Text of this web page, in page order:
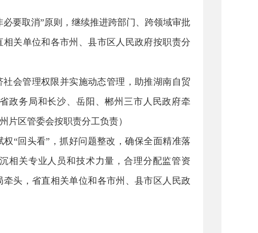
要取消”原则，继续推进跨部门、跨领域审批
关单位和各市州、县市区人民政府按职责分
会管理权限并实施动态管理，助推湖南自贸
政务局和长沙、岳阳、郴州三市人民政府牵
片区管委会按职责分工负责）
“回头看”，抓好问题整改，确保全面精准落
相关专业人员和技术力量，合理分配监管资
头，省直相关单位和各市州、县市区人民政